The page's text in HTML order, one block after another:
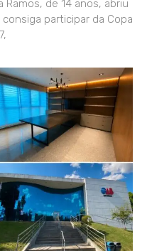
Ramos, de 14 anos, abriu
participar da Copa